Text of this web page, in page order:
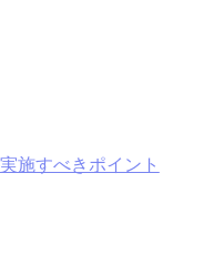
施すべきポイント